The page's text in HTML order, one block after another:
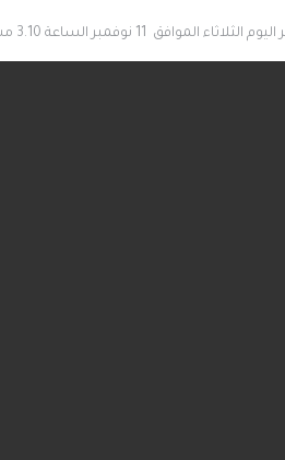
11 نوفمبر الساعة 3.10 مساء